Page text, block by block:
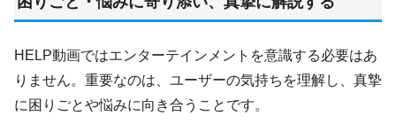
HELP動画ではエンターテインメントを意識する必要はあ
りません。重要なのは、ユーザーの気持ちを理解し、真摯
に困りごとや悩みに向き合うことです。